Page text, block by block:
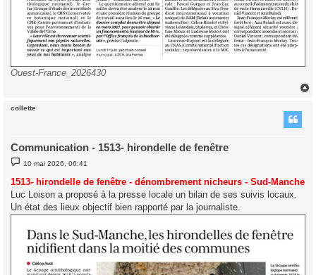
Ouest-France_2026430
collette
Communication - 1513- hirondelle de fenêtre
M
e
s
s
a
e
10 mai 2026, 06:41
1513- hirondelle de fenêtre - dénombrement nicheurs - Sud-Manche
Luc Loison a proposé à la presse locale un bilan de ses suivis locaux.
Un état des lieux objectif bien rapporté par la journaliste.